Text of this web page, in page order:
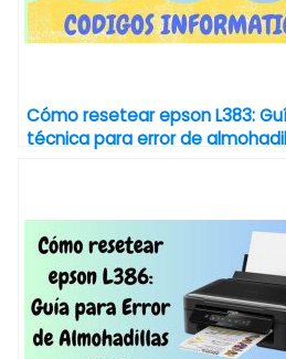
Cómo resetear epson L383:
técnica para error de